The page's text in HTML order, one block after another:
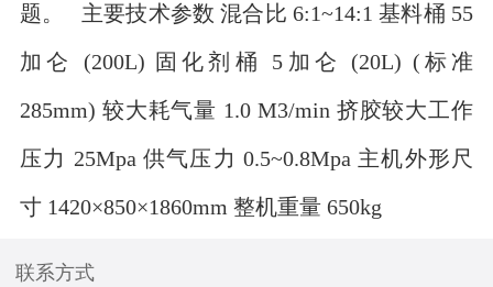
题。 主要技术参数 混合比 6:1~14:1 基料桶 55
加仑 (200L) 固化剂桶 5加仑 (20L) (标准
285mm) 较大耗气量 1.0 M3/min 挤胶较大工作
压力 25Mpa 供气压力 0.5~0.8Mpa 主机外形尺
寸 1420×850×1860mm 整机重量 650kg
联系方式